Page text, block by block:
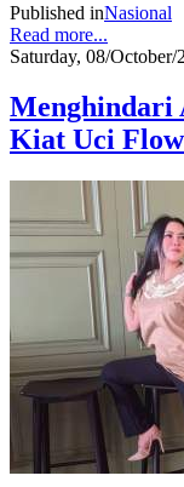
Published inNasional
Read more...
Saturday, 08/October/
Menghindari
Kiat Uci